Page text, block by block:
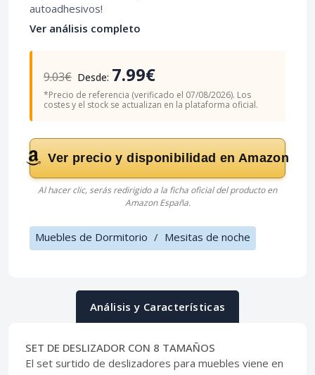
autoadhesivos!
Ver análisis completo
9.03€ Desde: 7.99€
*Precio de referencia (verificado el 07/08/2026). Los
costes y el stock se actualizan en la plataforma oficial.
Ver precio y disponibilidad en Amazon
Al hacer clic, serás redirigido a la ficha oficial del producto en
Amazon España.
Muebles de Dormitorio / Mesitas de noche
Análisis y Características
SET DE DESLIZADOR CON 8 TAMAÑOS
El set surtido de deslizadores para muebles viene en